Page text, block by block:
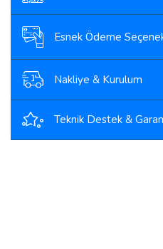
Esnek Ödeme
Nakliye & Kurulum
Teknik Destek &